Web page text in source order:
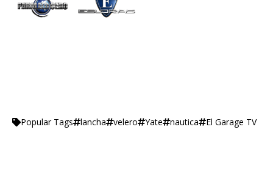
Popular Tags lancha velero Yate nautica El Garage TV